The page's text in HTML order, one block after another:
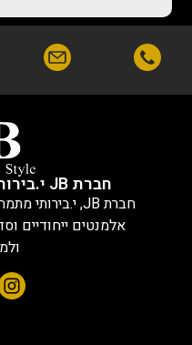
חברת JB י.בירותי - יבואנים רשמיים
אלמנטים ייחודיים